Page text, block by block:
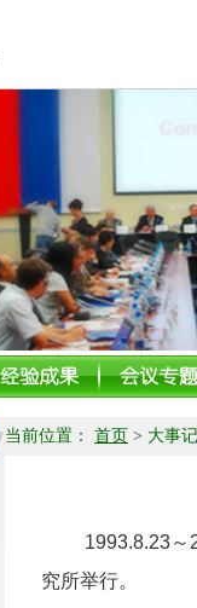
当前位置： 首页 > 大事记
1993.8.23～
究所举行。